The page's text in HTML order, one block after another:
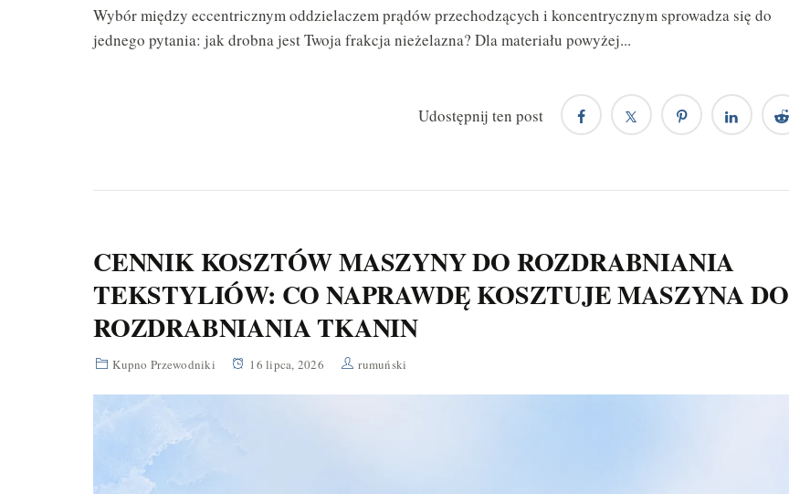
Wybór między eccentricznym oddzielaczem prądów przechodzących i koncentrycznym sprowadza się do
jednego pytania: jak drobna jest Twoja frakcja nieżelazna? Dla materiału powyżej...
Udostępnij ten post
CENNIK KOSZTÓW MASZYNY DO ROZDRABNIANIA
TEKSTYLIÓW: CO NAPRAWDĘ KOSZTUJE MASZYNA DO
ROZDRABNIANIA TKANIN
Kupno Przewodniki 16 lipca, 2026 rumuński